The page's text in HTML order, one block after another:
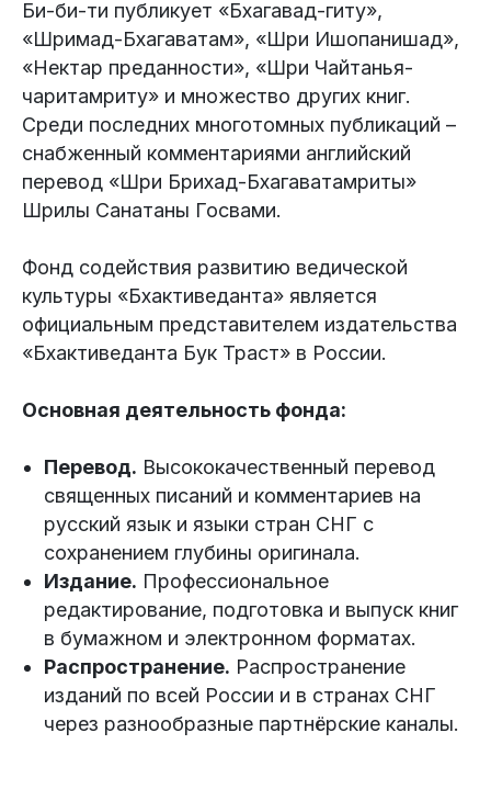
Би-би-ти публикует «Бхагавад-гиту»,
«Шримад-Бхагаватам», «Шри Ишопанишад»,
«Нектар преданности», «Шри Чайтанья-
чаритамриту» и множество других книг.
Среди последних многотомных публикаций –
снабженный комментариями английский
перевод «Шри Брихад-Бхагаватамриты»
Шрилы Санатаны Госвами.
Фонд содействия развитию ведической
культуры «Бхактиведанта» является
официальным представителем издательства
«Бхактиведанта Бук Траст» в России.
Основная деятельность фонда:
Перевод. Высококачественный перевод
священных писаний и комментариев на
русский язык и языки стран СНГ с
сохранением глубины оригинала.
Издание. Профессиональное
редактирование, подготовка и выпуск книг
в бумажном и электронном форматах.
Распространение. Распространение
изданий по всей России и в странах СНГ
через разнообразные партнёрские каналы.